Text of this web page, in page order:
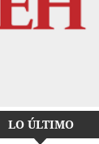
LO ÚLTIMO